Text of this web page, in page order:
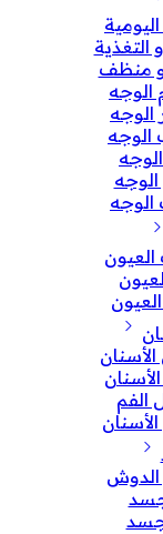
اليومية
التغذية
منظف
الوجه
الوجه
الوجه
الوجه
الفم
الدوش